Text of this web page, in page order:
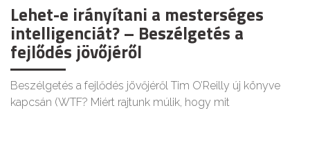
Lehet-e irányítani a mesterséges
intelligenciát? – Beszélgetés a
fejlődés jövőjéről
Beszélgetés a fejlődés jövőjéről Tim O’Reilly új könyve
kapcsán (WTF? Miért rajtunk múlik, hogy mit